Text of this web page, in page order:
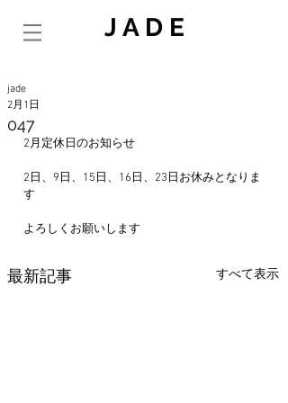
J A D E
047
jade
2月1日
2月定休日のお知らせ
2日、9日、15日、16日、23日お休みとなりま
す
よろしくお願いします
最新記事 すべて表示